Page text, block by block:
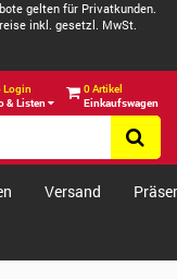
gelten für Privatkunden.
inkl. gesetzl. MwSt.
Login
& Listen
0 Artikel
Einkaufswagen
Versand